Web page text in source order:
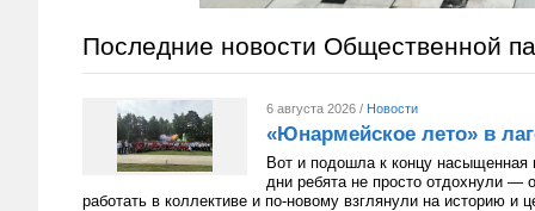
Последние новости Общественной
6 августа 2026 / Новости
«Юнармейское лето» в
Вот и подошла к концу насыщенная
дни ребята не просто отдохнули —
работать в коллективе и по-новому взглянули на историю и